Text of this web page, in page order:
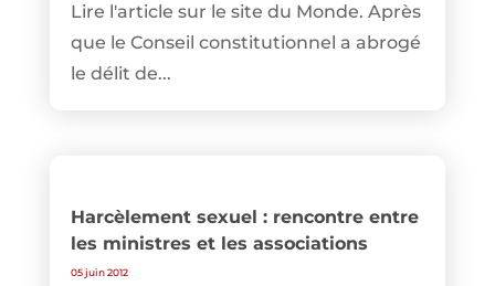
Lire l'article sur le site du Monde. Après
que le Conseil constitutionnel a abrogé
le délit de...
Harcèlement sexuel : rencontre entre
les ministres et les associations
05 juin 2012